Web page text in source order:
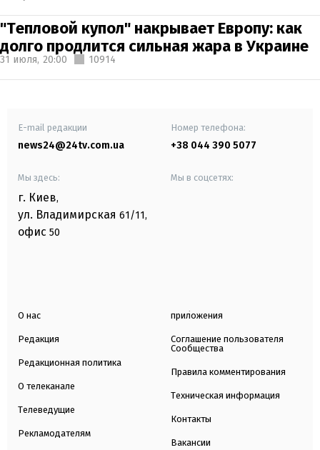
"Тепловой купол" накрывает Европу: как
долго продлится сильная жара в Украине
31 июля, 20:00 10914
E-mail редакции
news24@24tv.com.ua
Номер телефона:
+38 044 390 5077
Мы здесь:
г. Киев,
ул. Владимирская 61/11,
офис 50
Мы в соцсетях:
О нас
Редакция
Редакционная политика
О телеканале
Телеведущие
Рекламодателям
приложения
Соглашение пользователя
Сообщества
Правила комментирования
Техническая информация
Контакты
Вакансии